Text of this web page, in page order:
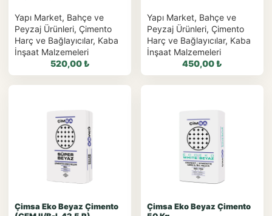
Yapı Market, Bahçe ve
Peyzaj Ürünleri, Çimento
Harç ve Bağlayıcılar, Kaba
İnşaat Malzemeleri
520,00₺
WhatsApp ile
Sipariş
WhatsApp Teklif Al
Yapı Market, Bahçe ve
Peyzaj Ürünleri, Çimento
Harç ve Bağlayıcılar, Kaba
İnşaat Malzemeleri
450,00₺
WhatsApp ile
Sipariş
WhatsApp Teklif Al
Çimsa Eko Beyaz Çimento
Çimsa Eko Beyaz Çimento